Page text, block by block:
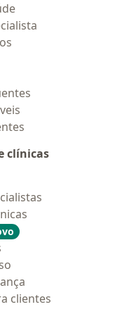
clínicas
clientes